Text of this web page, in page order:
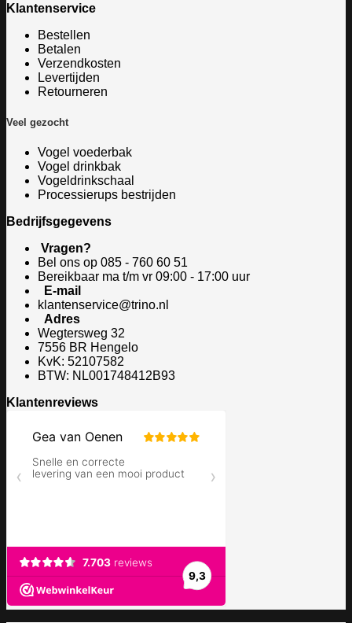
Klantenservice
Bestellen
Betalen
Verzendkosten
Levertijden
Retourneren
Veel gezocht
Vogel voederbak
Vogel drinkbak
Vogeldrinkschaal
Processierups bestrijden
Bedrijfsgegevens
Vragen?
Bel ons op 085 - 760 60 51
Bereikbaar ma t/m vr 09:00 - 17:00 uur
E-mail
klantenservice@trino.nl
Adres
Wegtersweg 32
7556 BR Hengelo
KvK: 52107582
BTW: NL001748412B93
Klantenreviews